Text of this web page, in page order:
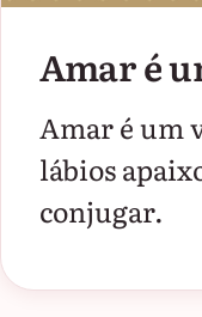
Amar é
Amar é um
lábios
conjugar.